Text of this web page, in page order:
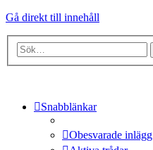
Gå direkt till innehåll
Snabblänkar
Obesvarade inlägg